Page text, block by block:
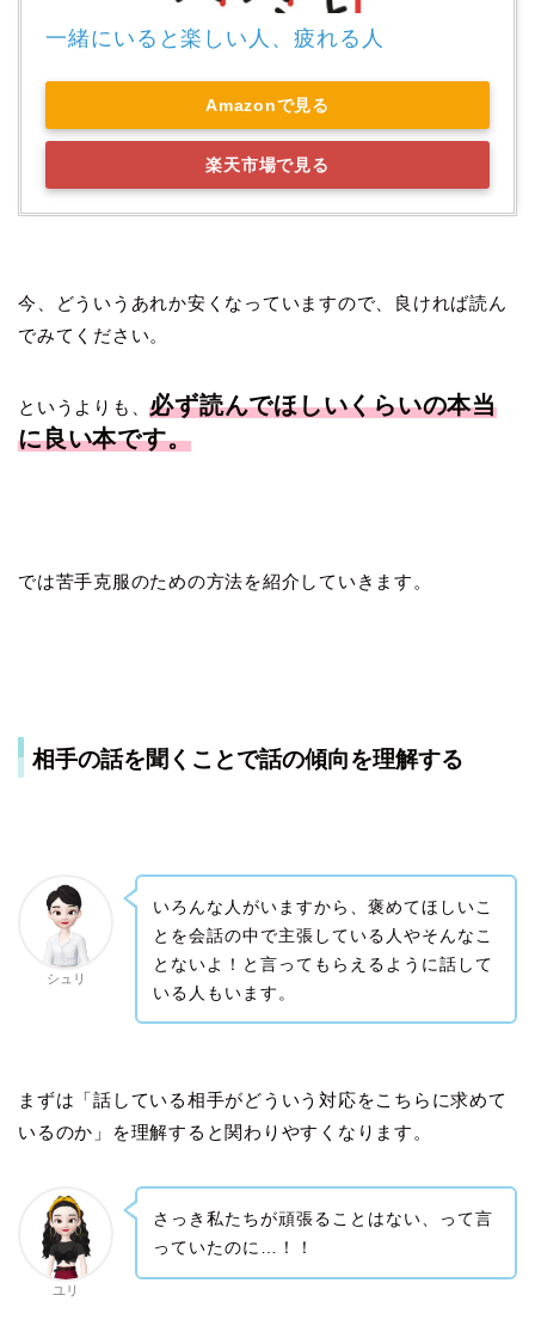
一緒にいると楽しい人、疲れる人
Amazonで見る
楽天市場で見る
今、どういうあれか安くなっていますので、良ければ読ん
でみてください。
というよりも、必ず読んでほしいくらいの本当
に良い本です。
では苦手克服のための方法を紹介していきます。
相手の話を聞くことで話の傾向を理解する
シュリ
いろんな人がいますから、褒めてほしいこ
とを会話の中で主張している人やそんなこ
とないよ！と言ってもらえるように話して
いる人もいます。
まずは「話している相手がどういう対応をこちらに求めて
いるのか」を理解すると関わりやすくなります。
ユリ
さっき私たちが頑張ることはない、って言
っていたのに…！！